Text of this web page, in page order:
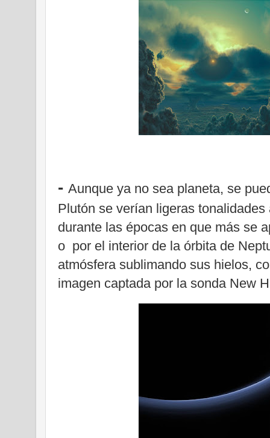
- Aunque ya no sea planeta, se
Plutón se verían ligeras
durante las épocas en que más se
o por el interior de la órbita de
atmósfera sublimando sus hielos,
imagen captada por la sonda New